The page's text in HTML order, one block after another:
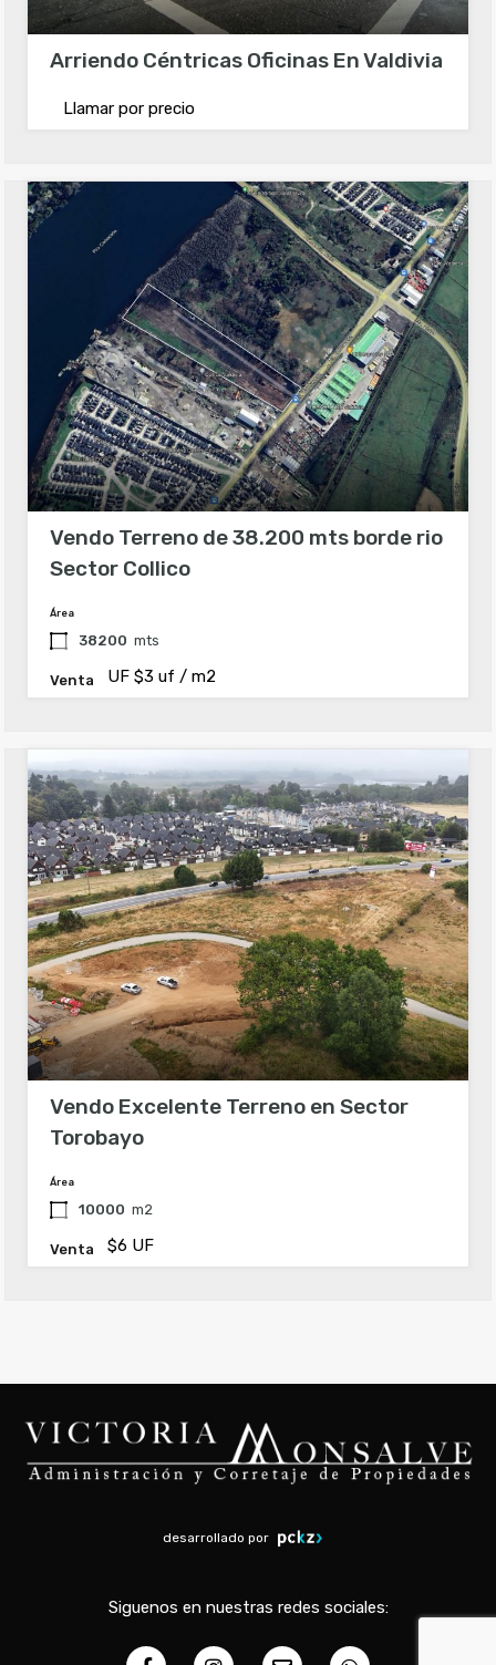
Arriendo Céntricas Oficinas En Valdivia
Llamar por precio
Vendo Terreno de 38.200 mts borde rio
Sector Collico
Área
38200 mts
Venta UF $3 uf / m2
Vendo Excelente Terreno en Sector
Torobayo
Área
10000 m2
Venta $6 UF
desarrollado por
Siguenos en nuestras redes sociales: